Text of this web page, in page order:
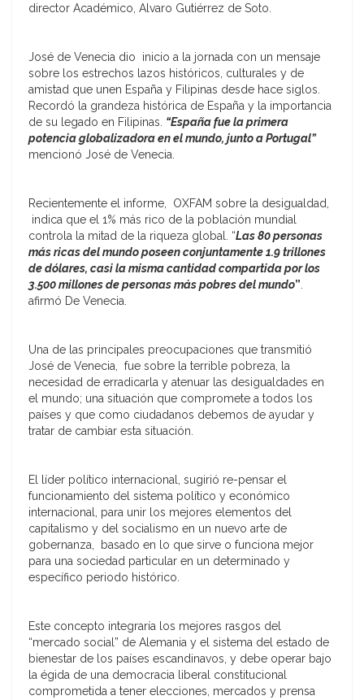
director Académico, Alvaro Gutiérrez de Soto.
José de Venecia dio inicio a la jornada con un mensaje
sobre los estrechos lazos históricos, culturales y de
amistad que unen España y Filipinas desde hace siglos.
Recordó la grandeza histórica de España y la importancia
de su legado en Filipinas. “España fue la primera
potencia globalizadora en el mundo, junto a Portugal”
mencionó José de Venecia.
Recientemente el informe, OXFAM sobre la desigualdad,
indica que el 1% más rico de la población mundial
controla la mitad de la riqueza global. “Las 80 personas
más ricas del mundo poseen conjuntamente 1.9 trillones
de dólares, casi la misma cantidad compartida por los
3.500 millones de personas más pobres del mundo”.
afirmó De Venecia.
Una de las principales preocupaciones que transmitió
José de Venecia, fue sobre la terrible pobreza, la
necesidad de erradicarla y atenuar las desigualdades en
el mundo; una situación que compromete a todos los
países y que como ciudadanos debemos de ayudar y
tratar de cambiar esta situación.
El líder político internacional, sugirió re-pensar el
funcionamiento del sistema político y económico
internacional, para unir los mejores elementos del
capitalismo y del socialismo en un nuevo arte de
gobernanza, basado en lo que sirve o funciona mejor
para una sociedad particular en un determinado y
específico periodo histórico.
Este concepto integraría los mejores rasgos del
“mercado social” de Alemania y el sistema del estado de
bienestar de los países escandinavos, y debe operar bajo
la égida de una democracia liberal constitucional
comprometida a tener elecciones, mercados y prensa